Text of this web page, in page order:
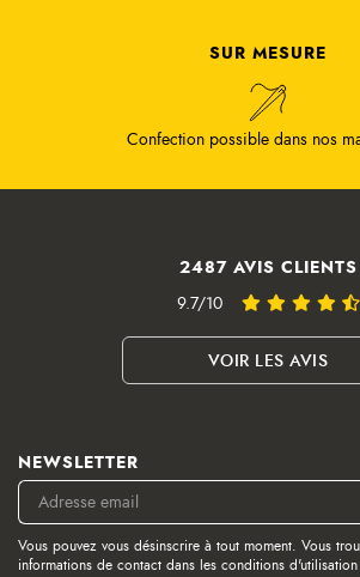
SUR MESURE
Confection possible dans nos
2487 AVIS CLIENTS
9.7/10
VOIR LES AVIS
NEWSLETTER
Vous pouvez vous désinscrire à tout moment. Vous
informations de contact dans les conditions